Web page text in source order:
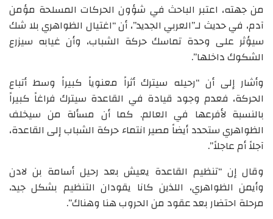
من جهته، اعتبر الباحث في شؤون الحركات المسلحة مؤمن
آدم، في حديث لـ”العربي الجديد”، أن “اغتيال الظواهري بلا شك
سيؤثر على وحدة تماسك حركة الشباب، وأن غيابه سيزرع
الشكوك داخلها”.
وأشار إلى أن “رحيله سيترك أثراً معنوياً كبيراً وسط أتباع
الحركة، فعدم وجود قيادة في القاعدة سيترك فراغاً كبيراً
بالنسبة لأفرعها في العالم. كما أن مسألة من سيخلف
الظواهري ستحدد أيضاً مصير انتماء حركة الشباب إلى القاعدة،
آجلاً أم عاجلاً”.
وقال إن “تنظيم القاعدة يعيش بعد رحيل أسامة بن لادن
وأيمن الظواهري، اللذين كانا يقودان التنظيم بشكل جيد،
مرحلة احتضار بعد عقود من الحروب هنا وهناك”.